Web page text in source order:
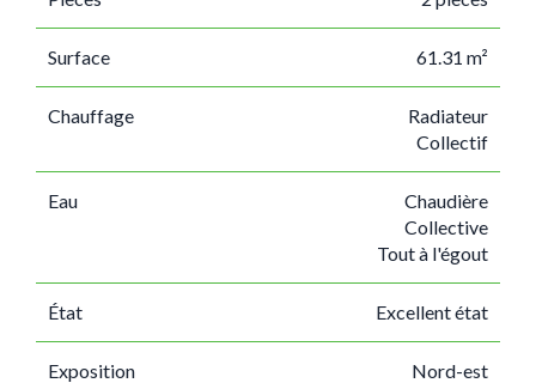
Surface 61.31 m²
Chauffage
Radiateur
Collectif
Eau
Chaudière
Collective
Tout à l'égout
État Excellent état
Exposition Nord-est